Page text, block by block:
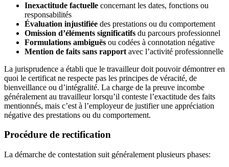
Inexactitude factuelle concernant les dates, fonctions ou
responsabilités
Évaluation injustifiée des prestations ou du comportement
Omission d’éléments significatifs du parcours professionnel
Formulations ambiguës ou codées à connotation négative
Mention de faits sans rapport avec l’activité professionnelle
La jurisprudence a établi que le travailleur doit pouvoir démontrer en
quoi le certificat ne respecte pas les principes de véracité, de
bienveillance ou d’intégralité. La charge de la preuve incombe
généralement au travailleur lorsqu’il conteste l’exactitude des faits
mentionnés, mais c’est à l’employeur de justifier une appréciation
négative des prestations ou du comportement.
Procédure de rectification
La démarche de contestation suit généralement plusieurs phases: